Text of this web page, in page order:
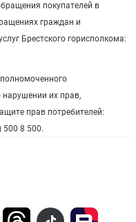
покупателей в
граждан и
Брестского горисполкома:
их прав,
прав потребителей:
500 8 500.